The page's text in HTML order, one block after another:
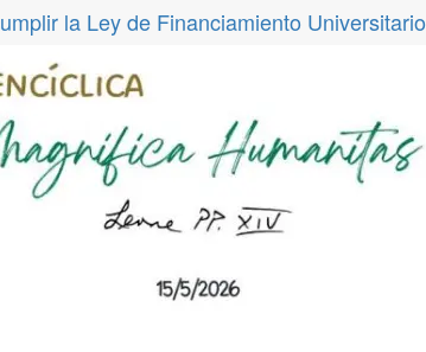
la Ley de Financiamiento Universitario